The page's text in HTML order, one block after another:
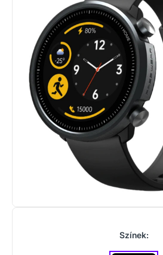
Színek: